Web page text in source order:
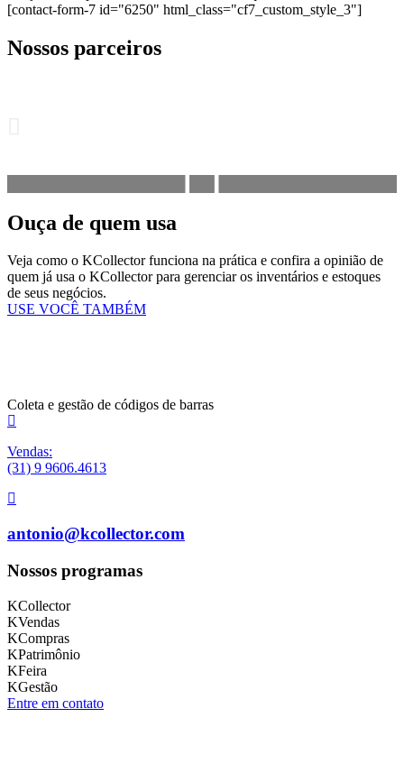
[contact-form-7 id="6250" html_class="cf7_custom_style_3"]
Nossos parceiros
Ouça de quem usa
Veja como o KCollector funciona na prática e confira a opinião de
quem já usa o KCollector para gerenciar os inventários e estoques
de seus negócios.
USE VOCÊ TAMBÉM
Coleta e gestão de códigos de barras
Vendas:
(31) 9 9606.4613
antonio@kcollector.com
Nossos programas
KCollector
KVendas
KCompras
KPatrimônio
KFeira
KGestão
Entre em contato